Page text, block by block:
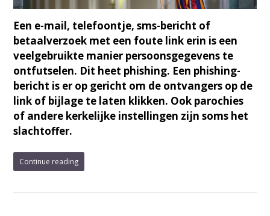
Een e-mail, telefoontje, sms-bericht of
betaalverzoek met een foute link erin is een
veelgebruikte manier persoonsgegevens te
ontfutselen. Dit heet phishing. Een phishing-
bericht is er op gericht om de ontvangers op de
link of bijlage te laten klikken. Ook parochies
of andere kerkelijke instellingen zijn soms het
slachtoffer.
Continue reading